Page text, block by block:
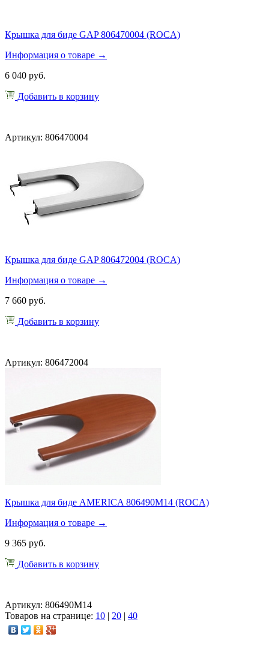
Крышка для биде GAP 806470004 (ROCA)
Информация о товаре →
6 040 руб.
Добавить в корзину
Артикул: 806470004
Крышка для биде GAP 806472004 (ROCA)
Информация о товаре →
7 660 руб.
Добавить в корзину
Артикул: 806472004
Крышка для биде AMERICA 806490M14 (ROCA)
Информация о товаре →
9 365 руб.
Добавить в корзину
Артикул: 806490M14
Товаров на странице: 10 | 20 | 40